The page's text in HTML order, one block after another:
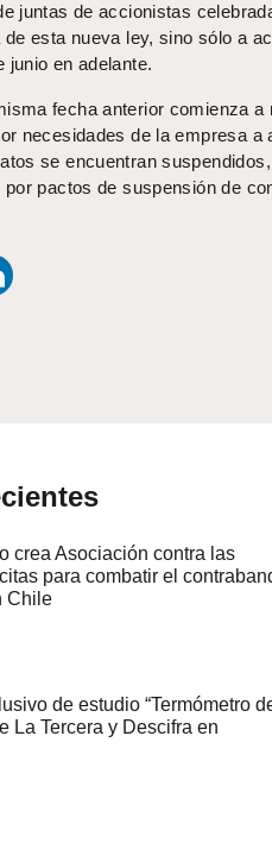
juntas de accionistas
esta nueva ley, sino sólo a
junio en adelante.
fecha anterior comienza a
necesidades de la empresa a
se encuentran
por pactos de suspensión de
crea Asociación contra las
para combatir el
Chile
de estudio “Termómetro
La Tercera y Descifra en